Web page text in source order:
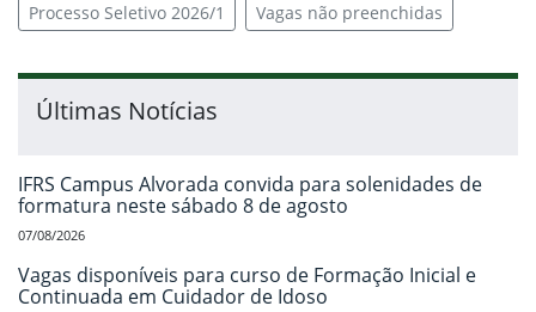
Processo Seletivo 2026/1
Vagas não preenchidas
Últimas Notícias
IFRS Campus Alvorada convida para solenidades de
formatura neste sábado 8 de agosto
07/08/2026
Vagas disponíveis para curso de Formação Inicial e
Continuada em Cuidador de Idoso